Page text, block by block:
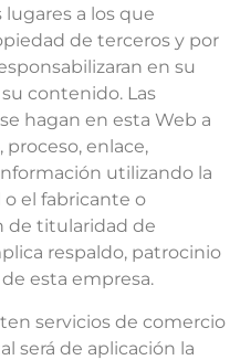
a los que
de terceros y por
en su
contenido. Las
hagan en esta Web a
enlace,
utilizando la
el fabricante o
de titularidad de
respaldo, patrocinio
esta empresa.
servicios de comercio
será de aplicación la